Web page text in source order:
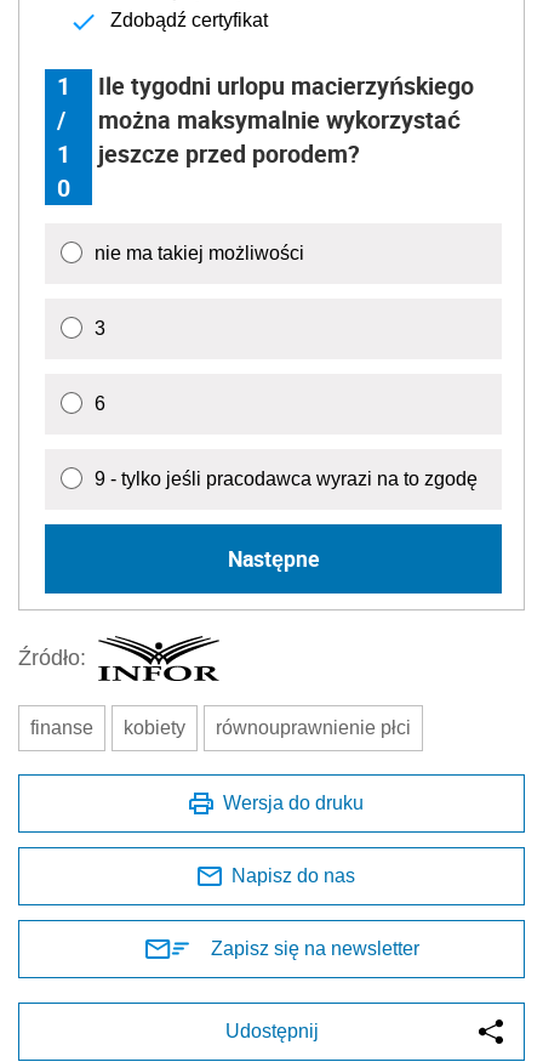
Zdobądź certyfikat
1
/
1
0
Ile tygodni urlopu macierzyńskiego
można maksymalnie wykorzystać
jeszcze przed porodem?
nie ma takiej możliwości
3
6
9 - tylko jeśli pracodawca wyrazi na to zgodę
Następne
Źródło:
finanse kobiety równouprawnienie płci
Wersja do druku
Napisz do nas
Zapisz się na newsletter
Udostępnij